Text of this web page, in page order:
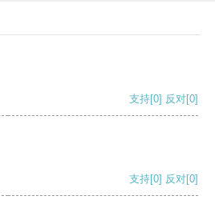
支持[0] 反对[0]
支持[0] 反对[0]